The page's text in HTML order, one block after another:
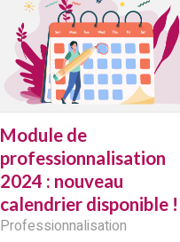
Module de
professionnalisation
2024 : nouveau
calendrier disponible !
Professionnalisation